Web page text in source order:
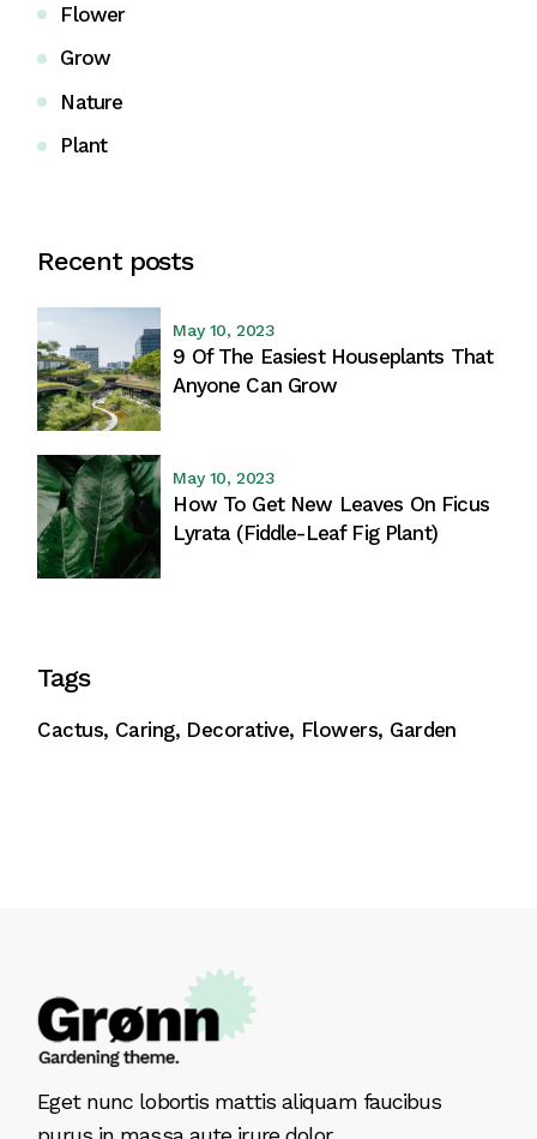
Flower
Grow
Nature
Plant
Recent posts
May 10, 2023
9 Of The Easiest Houseplants That
Anyone Can Grow
May 10, 2023
How To Get New Leaves On Ficus
Lyrata (Fiddle-Leaf Fig Plant)
Tags
Cactus Caring Decorative Flowers Garden
Eget nunc lobortis mattis aliquam faucibus